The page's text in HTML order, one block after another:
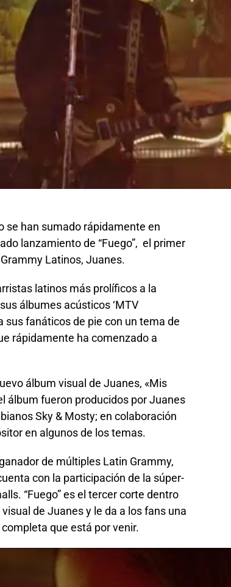
se han sumado rápidamente en
lanzamiento de “Fuego”, el primer
Latinos, Juanes.
latinos más prolíficos a la
álbumes acústicos ‘MTV
sus fanáticos de pie con un tema de
rápidamente ha comenzado a
álbum visual de Juanes, «Mis
álbum fueron producidos por Juanes
Sky & Mosty; en colaboración
en algunos de los temas.
de múltiples Latin Grammy,
con la participación de la súper-
“Fuego” es el tercer corte dentro
de Juanes y le da a los fans una
que está por venir.